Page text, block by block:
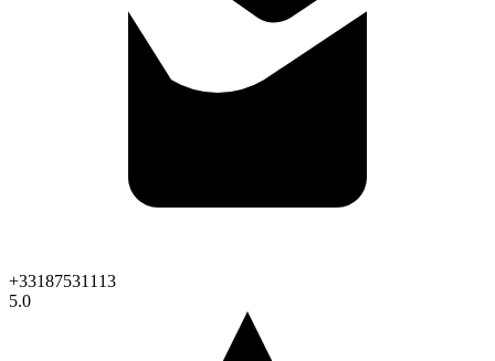
+33187531113
5.0